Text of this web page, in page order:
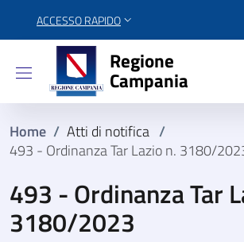
ACCESSO RAPIDO
Regione
Regione
Campania
Home / Atti di notifica /
493 - Ordinanza Tar Lazio n. 3180/
493 - Ordinanza Tar
3180/2023